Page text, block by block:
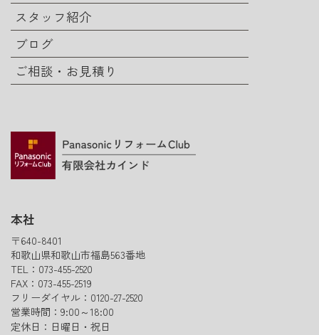
スタッフ紹介
ブログ
ご相談・お見積り
本社
〒640-8401
和歌山県和歌山市福島563番地
TEL：073-455-2520
FAX：073-455-2519
フリーダイヤル：0120-27-2520
営業時間：9:00～18:00
定休日：日曜日・祝日